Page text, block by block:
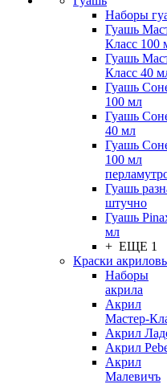
Наборы
Гуашь
Класс 100
Гуашь
Класс 40
Гуашь
100 мл
Гуашь
40 мл
Гуашь
100 мл
Гуашь
штучно
Гуашь
мл
+ ЕЩЕ 1
Краски
Наборы
акрила
Акрил
Мастер-
Акрил
Акрил
Акрил
Малевичъ